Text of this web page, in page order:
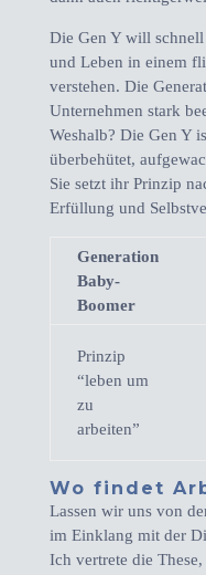
Die Gen Y will
und Leben in einem
verstehen. Die
Unternehmen stark
Weshalb? Die Gen Y
überbehütet,
Sie setzt ihr Prinzip
Erfüllung und
Generation
Baby-
Boomer
Prinzip
“leben um
zu
arbeiten”
Wo findet
Lassen wir uns von
im Einklang mit der
Ich vertrete die